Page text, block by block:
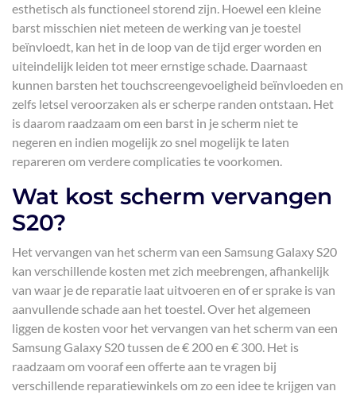
esthetisch als functioneel storend zijn. Hoewel een kleine
barst misschien niet meteen de werking van je toestel
beïnvloedt, kan het in de loop van de tijd erger worden en
uiteindelijk leiden tot meer ernstige schade. Daarnaast
kunnen barsten het touchscreengevoeligheid beïnvloeden en
zelfs letsel veroorzaken als er scherpe randen ontstaan. Het
is daarom raadzaam om een barst in je scherm niet te
negeren en indien mogelijk zo snel mogelijk te laten
repareren om verdere complicaties te voorkomen.
Wat kost scherm vervangen
S20?
Het vervangen van het scherm van een Samsung Galaxy S20
kan verschillende kosten met zich meebrengen, afhankelijk
van waar je de reparatie laat uitvoeren en of er sprake is van
aanvullende schade aan het toestel. Over het algemeen
liggen de kosten voor het vervangen van het scherm van een
Samsung Galaxy S20 tussen de € 200 en € 300. Het is
raadzaam om vooraf een offerte aan te vragen bij
verschillende reparatiewinkels om zo een idee te krijgen van